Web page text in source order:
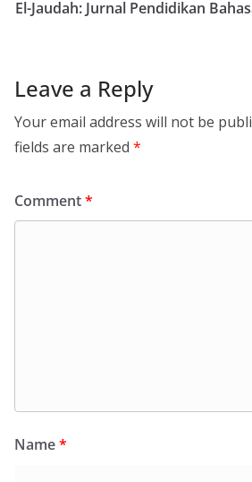
El-Jaudah: Jurnal Pendidikan
Leave a Reply
Your email address will not be
fields are marked *
Comment*
Name*